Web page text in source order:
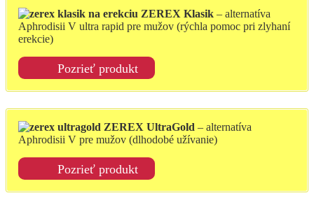
ZEREX Klasik – alternatíva
Aphrodisii V ultra rapid pre mužov (rýchla pomoc pri zlyhaní
erekcie)
Pozrieť produkt
ZEREX UltraGold – alternatíva
Aphrodisii V pre mužov (dlhodobé užívanie)
Pozrieť produkt